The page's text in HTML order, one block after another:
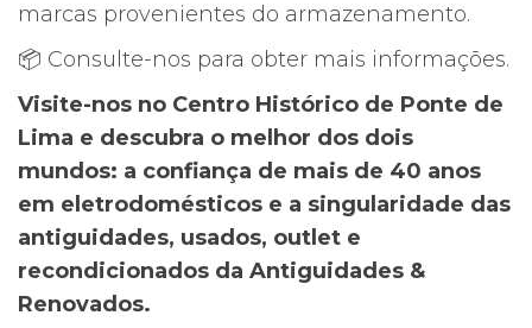
marcas provenientes do armazenamento.
📦 Consulte-nos para obter mais informações.
Visite-nos no Centro Histórico de Ponte de
Lima e descubra o melhor dos dois
mundos: a confiança de mais de 40 anos
em eletrodomésticos e a singularidade das
antiguidades, usados, outlet e
recondicionados da Antiguidades &
Renovados.